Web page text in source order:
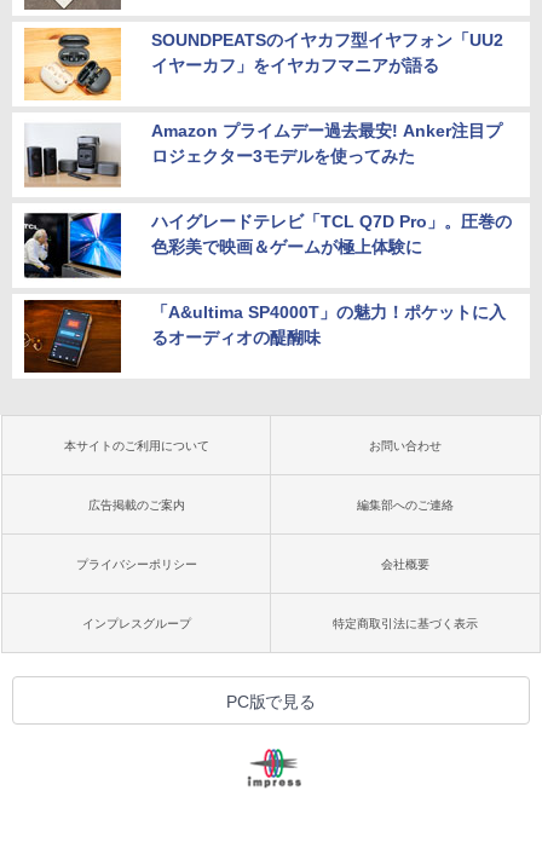
SOUNDPEATSのイヤカフ型イヤフォン「UU2
イヤーカフ」をイヤカフマニアが語る
Amazon プライムデー過去最安! Anker注目プ
ロジェクター3モデルを使ってみた
ハイグレードテレビ「TCL Q7D Pro」。圧巻の
色彩美で映画＆ゲームが極上体験に
「A&ultima SP4000T」の魅力！ポケットに入
るオーディオの醍醐味
本サイトのご利用について お問い合わせ
広告掲載のご案内 編集部へのご連絡
プライバシーポリシー 会社概要
インプレスグループ 特定商取引法に基づく表示
PC版で見る